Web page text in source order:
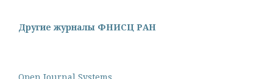
Другие журналы ФНИСЦ РАН